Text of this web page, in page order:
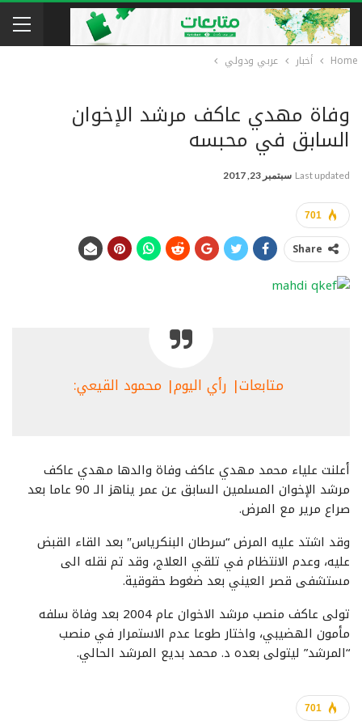
Home أخبار عربي ودولي
وفاة مهدي عاكف مرشد الإخوان
السابق في محبسه
Last updated سبتمبر 23, 2017
701
Share
متابعات| رأي اليوم| محمود القيعي:
أعلنت علياء محمد مهدي عاكف وفاة والدها مهدي عاكف
مرشد الإخوان المسلمين السابق عن عمر يناهز الـ 90 عاما بعد
صراع مرير مع المرض.
وقد اشتد عليه المرض “سرطان البنكرياس″ بعد القاء القبض
عليه، وعدم الانتظام في تلقي العلاج، وقد تم نقله الى
مستشفى قصر العيني بعد ضغوط حقوقية.
تولى عاكف منصب مرشد الاخوان عام 2004 بعد وفاة سلفه
مأمون الهضيبي، واختار طوعا عدم الاستمرار في منصب
“المرشد” ليتولى بعده د. محمد بديع المرشد الحالي.
701